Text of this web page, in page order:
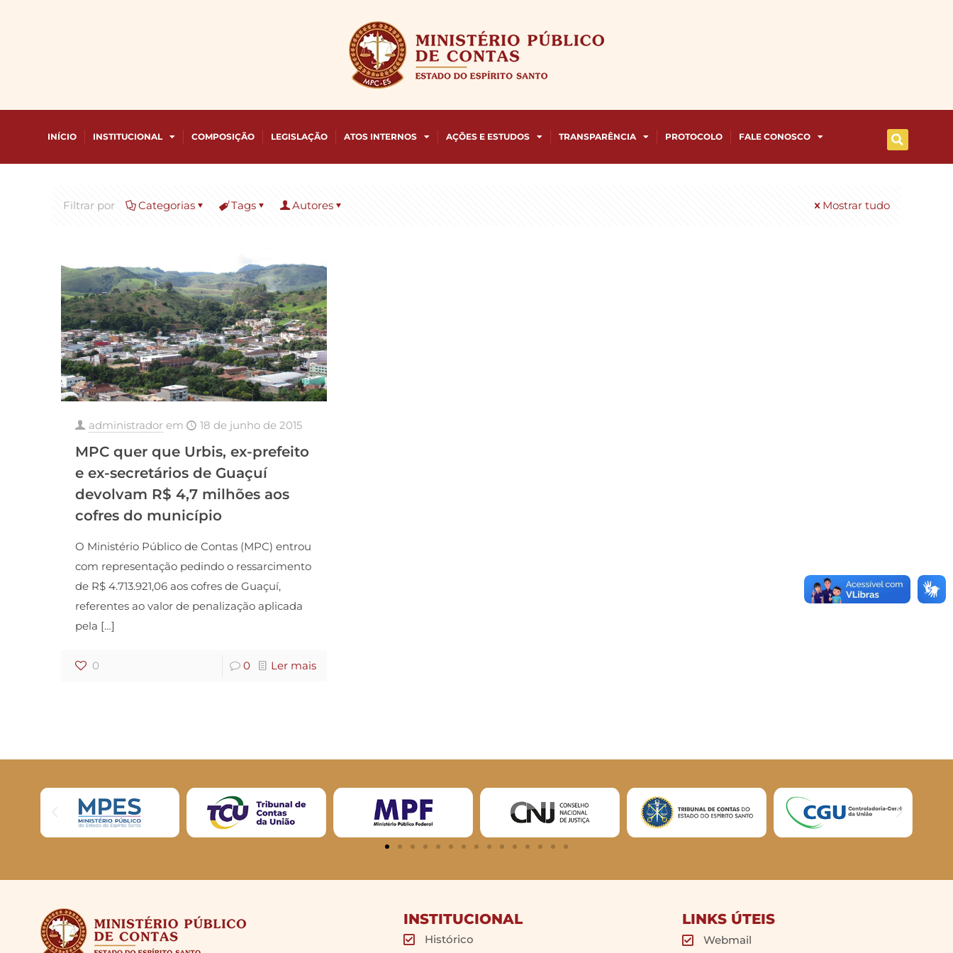
INÍCIO INSTITUCIONAL COMPOSIÇÃO LEGISLAÇÃO ATOS INTERNOS AÇÕES E ESTUDOS TRANSPARÊNCIA PROTOCOLO FALE CONOSCO
Filtrar por Categorias Tags Autores Mostrar tudo
administrador em 18 de junho de 2015
MPC quer que Urbis, ex-prefeito
e ex-secretários de Guaçuí
devolvam R$ 4,7 milhões aos
cofres do município
O Ministério Público de Contas (MPC) entrou
com representação pedindo o ressarcimento
de R$ 4.713.921,06 aos cofres de Guaçuí,
referentes ao valor de penalização aplicada
pela […]
0 0 Ler mais
INSTITUCIONAL
Histórico
LINKS ÚTEIS
Webmail